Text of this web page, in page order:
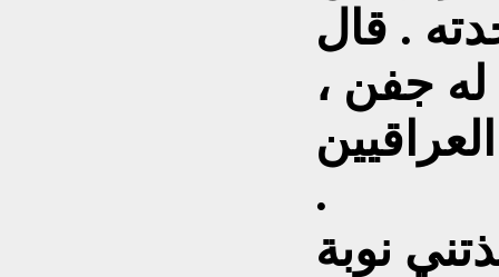
. قال
جفن ،
.
نوبة